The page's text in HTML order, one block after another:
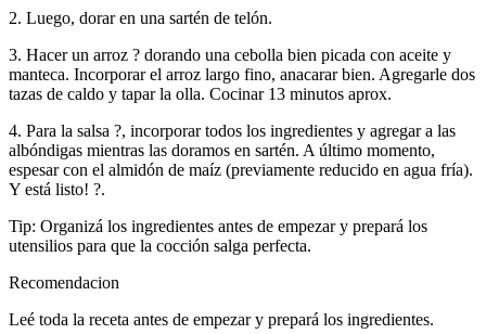
2. Luego, dorar en una sartén de telón.
3. Hacer un arroz ? dorando una cebolla bien picada con aceite y
manteca. Incorporar el arroz largo fino, anacarar bien. Agregarle dos
tazas de caldo y tapar la olla. Cocinar 13 minutos aprox.
4. Para la salsa ?, incorporar todos los ingredientes y agregar a las
albóndigas mientras las doramos en sartén. A último momento,
espesar con el almidón de maíz (previamente reducido en agua fría).
Y está listo! ?.
Tip: Organizá los ingredientes antes de empezar y prepará los
utensilios para que la cocción salga perfecta.
Recomendacion
Leé toda la receta antes de empezar y prepará los ingredientes.